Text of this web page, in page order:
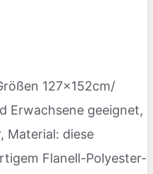
127x152cm/
Erwachsene geeignet,
Material: diese
Flanell-Polyester-